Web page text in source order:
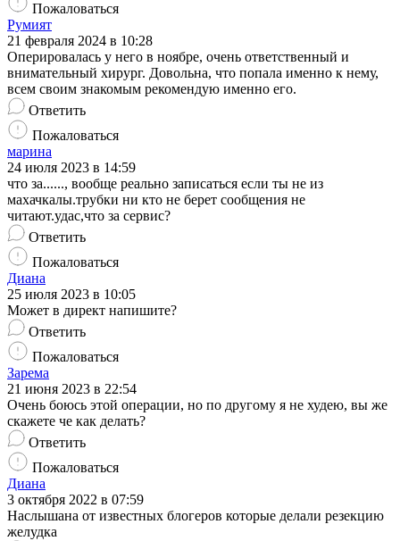
Пожаловаться
Румият
21 февраля 2024 в 10:28
Оперировалась у него в ноябре, очень ответственный и
внимательный хирург. Довольна, что попала именно к нему,
всем своим знакомым рекомендую именно его.
Ответить
Пожаловаться
марина
24 июля 2023 в 14:59
что за......, вообще реально записаться если ты не из
махачкалы.трубки ни кто не берет сообщения не
читают.удас,что за сервис?
Ответить
Пожаловаться
Диана
25 июля 2023 в 10:05
Может в директ напишите?
Ответить
Пожаловаться
Зарема
21 июня 2023 в 22:54
Очень боюсь этой операции, но по другому я не худею, вы же
скажете че как делать?
Ответить
Пожаловаться
Диана
3 октября 2022 в 07:59
Наслышана от известных блогеров которые делали резекцию
желудка